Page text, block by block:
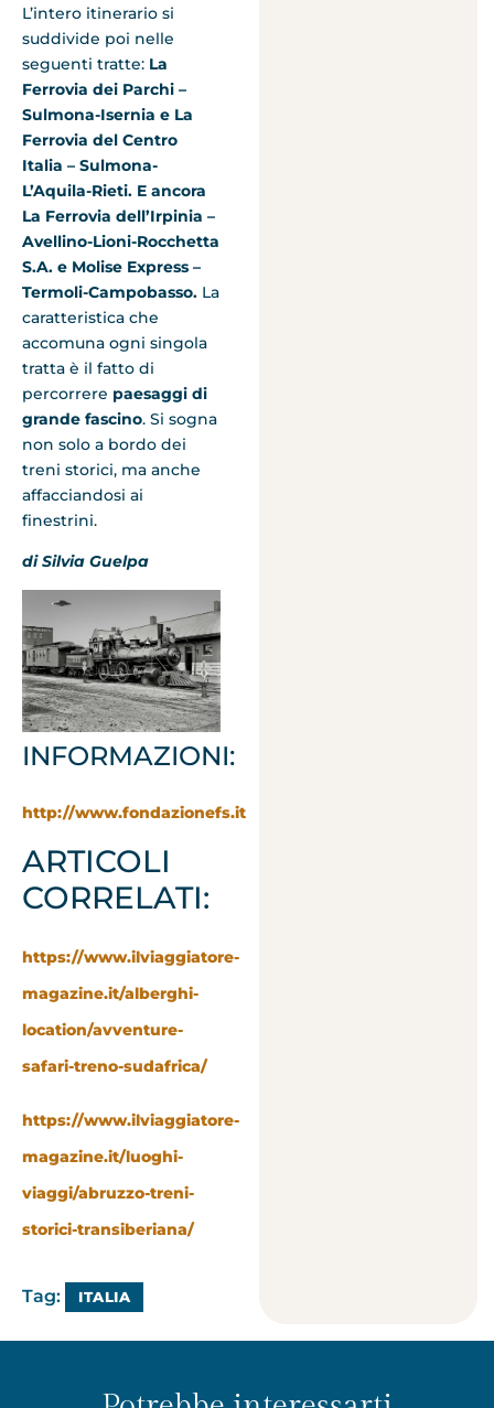
L’intero itinerario si
suddivide poi nelle
seguenti tratte: La
Ferrovia dei Parchi –
Sulmona-Isernia e La
Ferrovia del Centro
Italia – Sulmona-
L’Aquila-Rieti. E ancora
La Ferrovia dell’Irpinia –
Avellino-Lioni-Rocchetta
S.A. e Molise Express –
Termoli-Campobasso. La
caratteristica che
accomuna ogni singola
tratta è il fatto di
percorrere paesaggi di
grande fascino. Si sogna
non solo a bordo dei
treni storici, ma anche
affacciandosi ai
finestrini.
di Silvia Guelpa
INFORMAZIONI:
http://www.fondazionefs.it
ARTICOLI
CORRELATI:
https://www.ilviaggiatore-
magazine.it/alberghi-
location/avventure-
safari-treno-sudafrica/
https://www.ilviaggiatore-
magazine.it/luoghi-
viaggi/abruzzo-treni-
storici-transiberiana/
Tag: ITALIA